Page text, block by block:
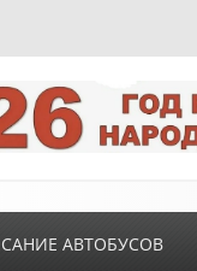
АВТОБУСОВ